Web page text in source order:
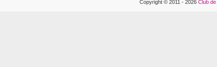
Copyright © 2011 - 2026 Club